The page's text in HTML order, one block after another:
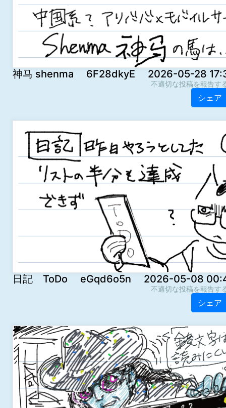
神马 shenma 6F28dkyE 2026-05-28
不適切な投稿を報告す
シェア
日記 ToDo eGqd6o5n 2026-05-08
不適切な投稿を報告す
シェア